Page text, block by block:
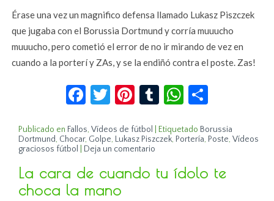
Érase una vez un magnifico defensa llamado Lukasz Piszczek
que jugaba con el Borussia Dortmund y corría muuucho
muuucho, pero cometió el error de no ir mirando de vez en
cuando a la porterí y ZAs, y se la endiñó contra el poste. Zas!
Facebook
Twitter
Pinterest
TumblrWhatsApp
Publicado en Fallos,Vídeos de fútbol Etiquetado Borussia
Dortmund, Chocar, Golpe, Lukasz Piszczek, Portería, Poste,Vídeos
graciosos fútbol
Deja un comentario
La cara de cuando tu ídolo te
choca la mano